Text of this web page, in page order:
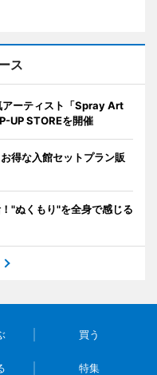
ス
ーティスト「Spray Art
UP STOREを開催
得な入館セットプラン販
"ぬくもり"を全身で感じる
買う
特集